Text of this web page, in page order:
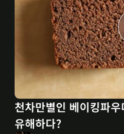
천차만별인 베이킹파
유해하다?